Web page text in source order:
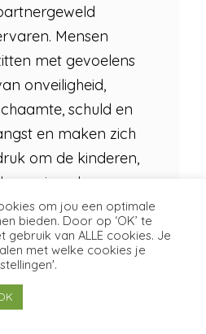
Mensen
met gevoelens
onveiligheid,
schuld en
en maken zich
om de kinderen,
de woning, de
en nog
meer. Maar als
er met z’n allen
dan helpt dat
om jou een optimale
bieden. Door op ‘OK’ te
gebruik van ALLE cookies. Je
met welke cookies je